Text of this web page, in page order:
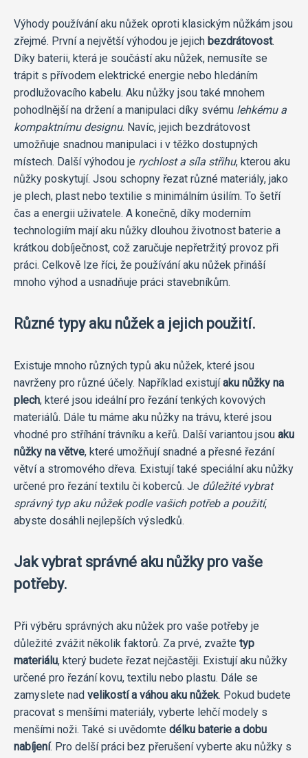
Výhody používání aku nůžek oproti klasickým nůžkám jsou
zřejmé. První a největší výhodou je jejich bezdrátovost.
Díky baterii, která je součástí aku nůžek, nemusíte se
trápit s přívodem elektrické energie nebo hledáním
prodlužovacího kabelu. Aku nůžky jsou také mnohem
pohodlnější na držení a manipulaci díky svému lehkému a
kompaktnímu designu. Navíc, jejich bezdrátovost
umožňuje snadnou manipulaci i v těžko dostupných
místech. Další výhodou je rychlost a síla střihu, kterou aku
nůžky poskytují. Jsou schopny řezat různé materiály, jako
je plech, plast nebo textilie s minimálním úsilím. To šetří
čas a energii uživatele. A konečně, díky moderním
technologiím mají aku nůžky dlouhou životnost baterie a
krátkou dobíječnost, což zaručuje nepřetržitý provoz při
práci. Celkově lze říci, že používání aku nůžek přináší
mnoho výhod a usnadňuje práci stavebníkům.
Různé typy aku nůžek a jejich použití.
Existuje mnoho různých typů aku nůžek, které jsou
navrženy pro různé účely. Například existujíaku nůžky na
plech, které jsou ideální pro řezání tenkých kovových
materiálů. Dále tu máme aku nůžky na trávu, které jsou
vhodné pro stříhání trávníku a keřů. Další variantou jsou aku
nůžky na větve, které umožňují snadné a přesné řezání
větví a stromového dřeva. Existují také speciální aku nůžky
určené pro řezání textilu či koberců. Je důležité vybrat
správný typ aku nůžek podle vašich potřeb a použití,
abyste dosáhli nejlepších výsledků.
Jak vybrat správné aku nůžky pro vaše
potřeby.
Při výběru správných aku nůžek pro vaše potřeby je
důležité zvážit několik faktorů. Za prvé, zvažte typ
materiálu, který budete řezat nejčastěji. Existují aku nůžky
určené pro řezání kovu, textilu nebo plastu. Dále se
zamyslete nad velikostí a váhou aku nůžek. Pokud budete
pracovat s menšími materiály, vyberte lehčí modely s
menšími noži. Také si uvědomte délku baterie a dobu
nabíjení. Pro delší práci bez přerušení vyberte aku nůžky s